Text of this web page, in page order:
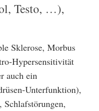
Testo, …),
Sklerose, Morbus
Hypersensitivität
auch ein
Unterfunktion),
Schlafstörungen,